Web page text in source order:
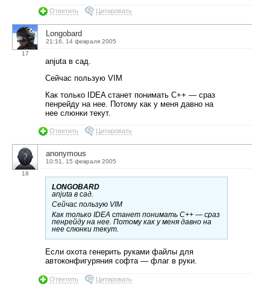
Ответить Цитировать
17
Longobard
21:16, 14 февраля 2005
anjuta в сад.
Сейчас пользую VIM
Как только IDEA станет понимать C++ — сраз
пенрейду на нее. Потому как у меня давно на
нее слюнки текут.
Ответить Цитировать
18
anonymous
10:51, 15 февраля 2005
LONGOBARD
anjuta в сад.
Сейчас пользую VIM
Как только IDEA станет понимать C++ — сраз
пенрейду на нее. Потому как у меня давно на
нее слюнки текут.
Если охота генерить руками файлы для
автоконфигуряния софта — флаг в руки.
Ответить Цитировать